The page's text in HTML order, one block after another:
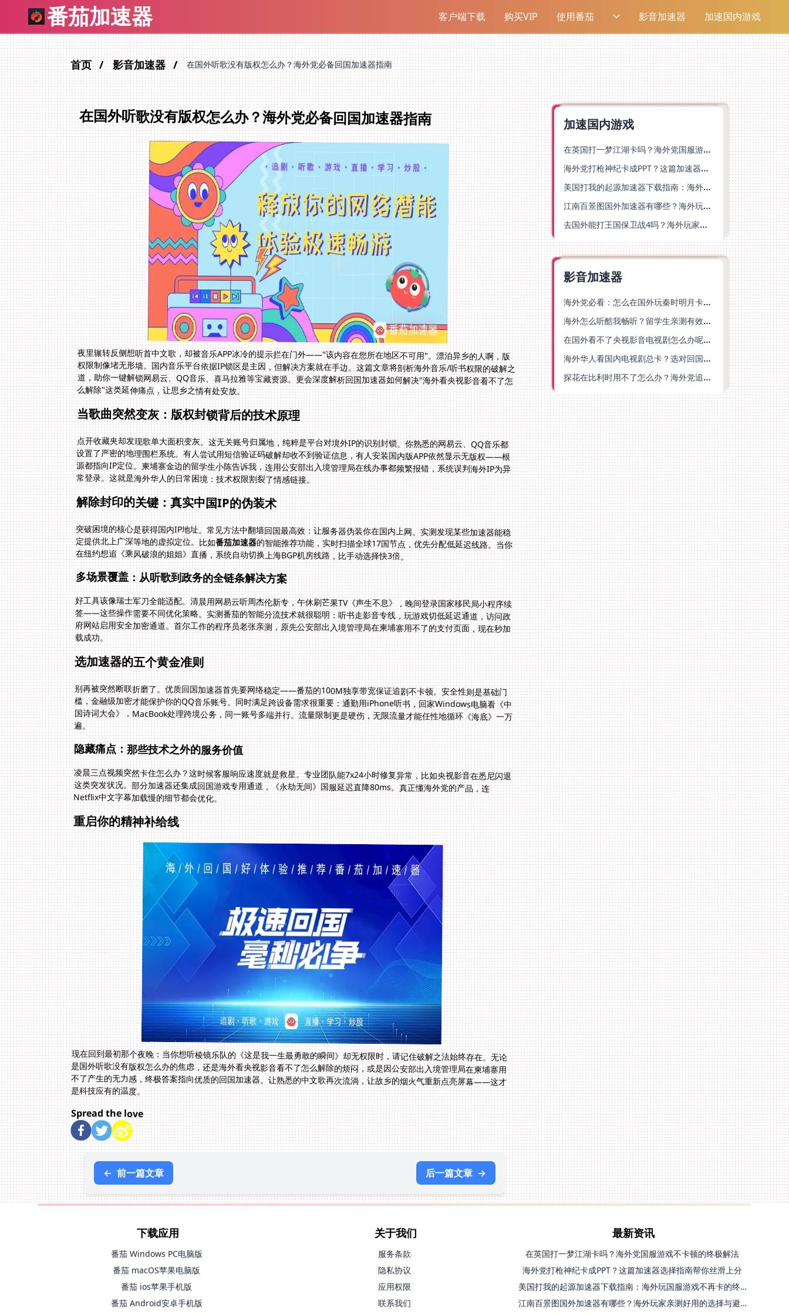
番茄加速器 客户端下载 购买VIP 使用番茄 影音加速器 加速国内游戏
首页 影音加速器 在国外听歌没有版权怎么办？海外党必备回国加速器指南
在国外听歌没有版权怎么办？海外党必备回国加速器指南
夜里辗转反侧想听首中文歌，却被音乐APP冰冷的提示拦在门外——"该内容在您所在地区不可用"。漂泊异乡的人啊，版
权限制像堵无形墙。国内音乐平台依据IP锁区是主因，但解决方案就在手边。这篇文章将剖析海外音乐/听书权限的破解之
道，助你一键解锁网易云、QQ音乐、喜马拉雅等宝藏资源。更会深度解析回国加速器如何解决"海外看央视影音看不了怎
么解除"这类延伸痛点，让思乡之情有处安放。
当歌曲突然变灰：版权封锁背后的技术原理
点开收藏夹却发现歌单大面积变灰。这无关账号归属地，纯粹是平台对境外IP的识别封锁。你熟悉的网易云、QQ音乐都
设置了严密的地理围栏系统。有人尝试用短信验证码破解却收不到验证信息，有人安装国内版APP依然显示无版权——根
源都指向IP定位。柬埔寨金边的留学生小陈告诉我，连用公安部出入境管理局在线办事都频繁报错，系统误判海外IP为异
常登录。这就是海外华人的日常困境：技术权限割裂了情感链接。
解除封印的关键：真实中国IP的伪装术
突破困境的核心是获得国内IP地址。常见方法中翻墙回国最高效：让服务器伪装你在国内上网。实测发现某些加速器能稳
定提供北上广深等地的虚拟定位。比如番茄加速器的智能推荐功能，实时扫描全球17国节点，优先分配低延迟线路。当你
在纽约想追《乘风破浪的姐姐》直播，系统自动切换上海BGP机房线路，比手动选择快3倍。
多场景覆盖：从听歌到政务的全链条解决方案
好工具该像瑞士军刀全能适配。清晨用网易云听周杰伦新专，午休刷芒果TV《声生不息》，晚间登录国家移民局小程序续
签——这些操作需要不同优化策略。实测番茄的智能分流技术就很聪明：听书走影音专线，玩游戏切低延迟通道，访问政
府网站启用安全加密通道。首尔工作的程序员老张亲测，原先公安部出入境管理局在柬埔寨用不了的支付页面，现在秒加
载成功。
选加速器的五个黄金准则
别再被突然断联折磨了。优质回国加速器首先要网络稳定——番茄的100M独享带宽保证追剧不卡顿。安全性则是基础门
槛，金融级加密才能保护你的QQ音乐账号。同时满足跨设备需求很重要：通勤用iPhone听书，回家Windows电脑看《中
国诗词大会》，MacBook处理跨境公务，同一账号多端并行。流量限制更是硬伤，无限流量才能任性地循环《海底》一万
遍。
隐藏痛点：那些技术之外的服务价值
凌晨三点视频突然卡住怎么办？这时候客服响应速度就是救星。专业团队能7x24小时修复异常，比如央视影音在悉尼闪退
这类突发状况。部分加速器还集成回国游戏专用通道，《永劫无间》国服延迟直降80ms。真正懂海外党的产品，连
Netflix中文字幕加载慢的细节都会优化。
重启你的精神补给线
现在回到最初那个夜晚：当你想听棱镜乐队的《这是我一生最勇敢的瞬间》却无权限时，请记住破解之法始终存在。无论
是国外听歌没有版权怎么办的焦虑，还是海外看央视影音看不了怎么解除的烦闷，或是因公安部出入境管理局在柬埔寨用
不了产生的无力感，终极答案指向优质的回国加速器。让熟悉的中文歌再次流淌，让故乡的烟火气重新点亮屏幕——这才
是科技应有的温度。
Spread the love
← 前一篇文章 后一篇文章 →
加速国内游戏
在英国打一梦江湖卡吗？海外党国服游戏不卡顿的终极解法
海外党打枪神纪卡成PPT？这篇加速器选择指南帮你丝滑上分
美国打我的起源加速器下载指南：海外玩国服游戏不再卡的终极方案
江南百景图国外加速器有哪些？海外玩家亲测好用的选择与避坑指南
去国外能打王国保卫战4吗？海外玩家国服游戏加速全攻略（附公主连结幻想江湖实测）
影音加速器
海外党必看：怎么在国外玩秦时明月卡牌版？附豆瓣EZCast地区限制破解法
海外怎么听酷我畅听？留学生亲测有效的华语内容解锁指南
在国外看不了央视影音电视剧怎么办呢？海外党亲测有效的回国加速方案
海外华人看国内电视剧总卡？选对回国加速器，还能解决菲律宾打不开反诈中心的问题
探花在比利时用不了怎么办？海外党追剧办事全攻略，选对加速器就够了
下载应用
番茄 Windows PC电脑版
番茄 macOS苹果电脑版
番茄 ios苹果手机版
番茄 Android安卓手机版
关于我们
服务条款
隐私协议
应用权限
联系我们
最新资讯
在英国打一梦江湖卡吗？海外党国服游戏不卡顿的终极解法
海外党打枪神纪卡成PPT？这篇加速器选择指南帮你丝滑上分
美国打我的起源加速器下载指南：海外玩国服游戏不再卡的终极方案
江南百景图国外加速器有哪些？海外玩家亲测好用的选择与避坑指南